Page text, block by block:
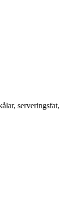
serveringsfat,